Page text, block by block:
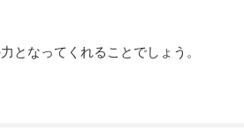
となってくれることでしょう。